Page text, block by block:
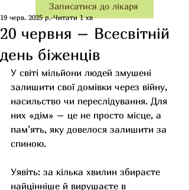
Записатися до лікаря
20 червня – Всесвітній
день біженців
19 черв. 2025 р. Читати 1 хв
У світі мільйони людей змушені
залишити свої домівки через війну,
насильство чи переслідування. Для
них «дім» – це не просто місце, а
пам’ять, яку довелося залишити за
спиною.
Уявіть: за кілька хвилин збираєте
найцінніше й вирушаєте в